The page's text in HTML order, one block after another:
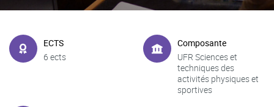
ECTS
6 ects
Composante
UFR Sciences et
techniques des
activités physiques et
sportives